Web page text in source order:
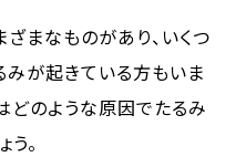
まなものがあり、いくつ
が起きている方もいま
どのような原因でたるみ
。